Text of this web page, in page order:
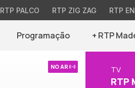
RTP PALCO RTP ZIG ZAG RTP
Programação + RTP
NO AR TV
RTP